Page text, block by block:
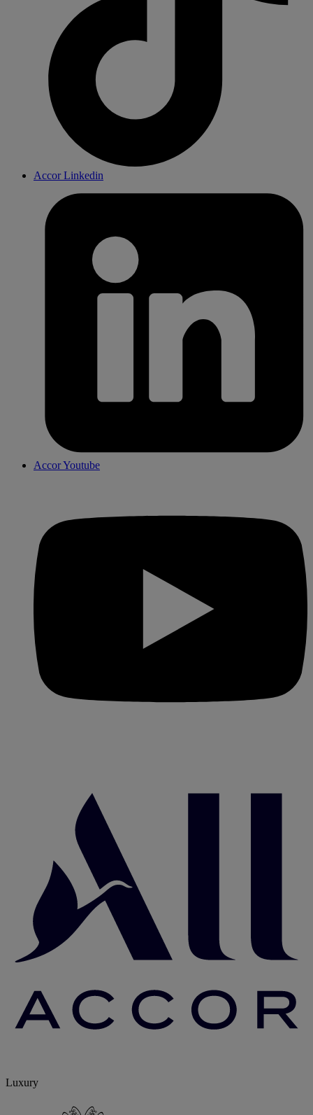
Accor Linkedin
Accor Youtube
Luxury